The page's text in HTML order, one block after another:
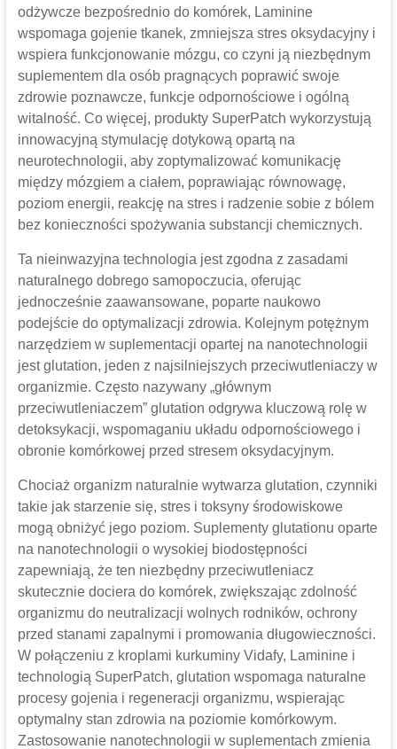
odżywcze bezpośrednio do komórek, Laminine
wspomaga gojenie tkanek, zmniejsza stres oksydacyjny i
wspiera funkcjonowanie mózgu, co czyni ją niezbędnym
suplementem dla osób pragnących poprawić swoje
zdrowie poznawcze, funkcje odpornościowe i ogólną
witalność. Co więcej, produkty SuperPatch wykorzystują
innowacyjną stymulację dotykową opartą na
neurotechnologii, aby zoptymalizować komunikację
między mózgiem a ciałem, poprawiając równowagę,
poziom energii, reakcję na stres i radzenie sobie z bólem
bez konieczności spożywania substancji chemicznych.
Ta nieinwazyjna technologia jest zgodna z zasadami
naturalnego dobrego samopoczucia, oferując
jednocześnie zaawansowane, poparte naukowo
podejście do optymalizacji zdrowia. Kolejnym potężnym
narzędziem w suplementacji opartej na nanotechnologii
jest glutation, jeden z najsilniejszych przeciwutleniaczy w
organizmie. Często nazywany „głównym
przeciwutleniaczem” glutation odgrywa kluczową rolę w
detoksykacji, wspomaganiu układu odpornościowego i
obronie komórkowej przed stresem oksydacyjnym.
Chociaż organizm naturalnie wytwarza glutation, czynniki
takie jak starzenie się, stres i toksyny środowiskowe
mogą obniżyć jego poziom. Suplementy glutationu oparte
na nanotechnologii o wysokiej biodostępności
zapewniają, że ten niezbędny przeciwutleniacz
skutecznie dociera do komórek, zwiększając zdolność
organizmu do neutralizacji wolnych rodników, ochrony
przed stanami zapalnymi i promowania długowieczności.
W połączeniu z kroplami kurkuminy Vidafy, Laminine i
technologią SuperPatch, glutation wspomaga naturalne
procesy gojenia i regeneracji organizmu, wspierając
optymalny stan zdrowia na poziomie komórkowym.
Zastosowanie nanotechnologii w suplementach zmienia